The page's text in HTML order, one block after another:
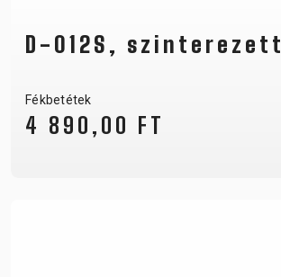
D-012S, szinterezett
Fékbetétek
4 890,00 FT